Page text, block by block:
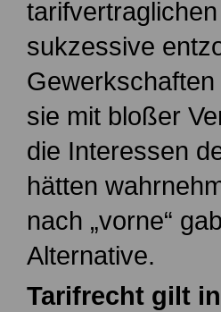
sukzessive
sie mit bloßer
die Interessen
hätten
nach „vorne“
Alternative.
Tarifrecht gilt